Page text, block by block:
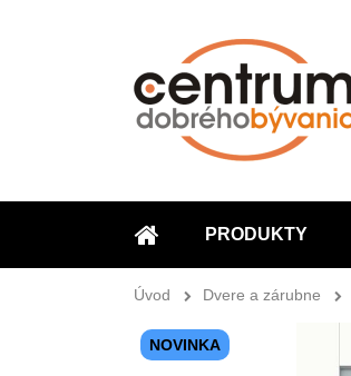
ÚVOD
PRODUKTY
Úvod Dvere a zárubne
NOVINKA